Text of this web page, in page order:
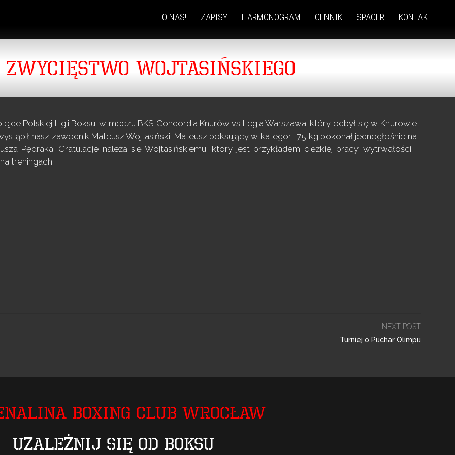
O NAS! ZAPISY HARMONOGRAM CENNIK SPACER KONTAKT
ZWYCIĘSTWO WOJTASIŃSKIEGO
Polskiej Ligii Boksu, w meczu BKS Concordia Knurów vs Legia Warszawa, który odbył się w Knurowie
nasz zawodnik Mateusz Wojtasiński. Mateusz boksujący w kategorii 75 kg pokonał jednogłośnie na
Pędraka. Gratulacje należą się Wojtasińskiemu, który jest przykładem ciężkiej pracy, wytrwałości i
treningach.
NEXT POST
Turniej o Puchar Olimpu
Boxing Club Wrocław
Uzależnij się od boksu